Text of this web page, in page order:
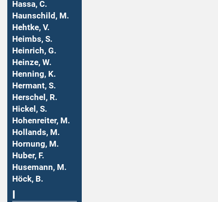
Hassa, C.
Haunschild, M.
Hehtke, V.
Heimbs, S.
Heinrich, G.
Heinze, W.
Henning, K.
Hermant, S.
Herschel, R.
Hickel, S.
Hohenreiter, M.
Hollands, M.
Hornung, M.
Huber, F.
Husemann, M.
Höck, B.